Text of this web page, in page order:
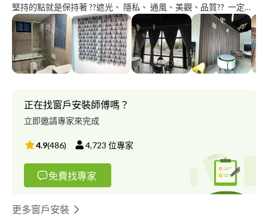
堅持的點就是保持著 ??遮光、 隱私、 通風、美觀、品質?? 一定能
夠滿足各位的需求 快來製作出令人滿意而舒適的窗簾吧 你還在等
什麼呢??? 為了你們，我們必定做到200分的努力?? 只為了給你們
完美及優美的品質 窗簾老闆說客人百百種，是無法全部擁有的。
客戶需要的，才是我們想要銷售的。 唯有持之以恆真心對待每組
客戶，才是最棒最好的銷售方式。 ?‍♂️選擇好溝通窗簾很重要 ?別
立刻安排 到府丈量設計皆為免費的 ✯ 流程 丈量及設計➾️挑選布料
及款式➾現場報價➾安裝施工➾客戶簽收 ??報價即是完工價，不另
外加價?? 布簾，捲簾，蜂巢簾，調光簾 ，羅馬簾 ，窗紗 ，鋁百葉
，木百葉 ，拉門，窗客製化，品質保障
正在找窗戶安裝師傅嗎？
立即邀請專家來完成
4.9(486) 4,723 位專家
免費找專家
更多窗戶安裝